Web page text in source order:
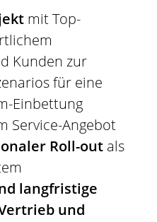
mit Top-
Kunden zur
für eine
Einbettung
Service-Angebot
Roll-out als
langfristige
und